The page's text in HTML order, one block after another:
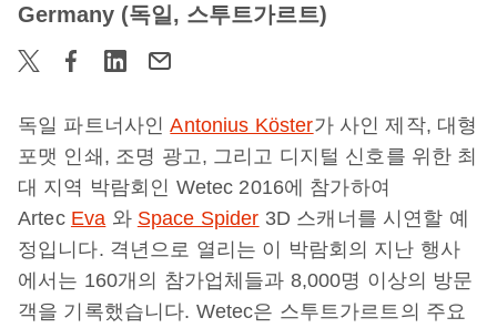
Germany (독일, 스투트가르트)
독일 파트너사인Antonius Köster가 사인 제작, 대형
포맷 인쇄, 조명 광고, 그리고 디지털 신호를 위한 최
대 지역 박람회인 Wetec 2016에 참가하여
Artec Eva 와 Space Spider 3D 스캐너를 시연할 예
정입니다. 격년으로 열리는 이 박람회의 지난 행사
에서는 160개의 참가업체들과 8,000명 이상의 방문
객을 기록했습니다. Wetec은 스투트가르트의 주요